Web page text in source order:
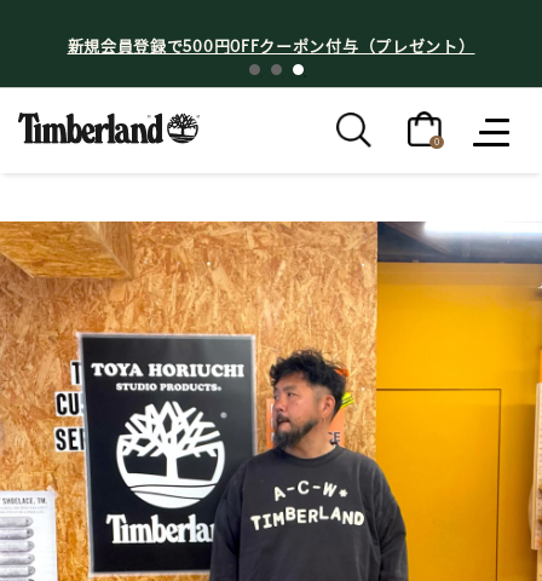
新規会員登録で500円OFFクーポン付与（プレゼント）
0